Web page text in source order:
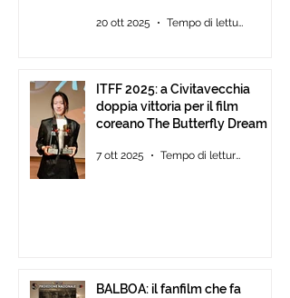
20 ott 2025 Tempo di lettura: 1 min
ITFF 2025: a Civitavecchia
doppia vittoria per il film
coreano The Butterfly Dream
7 ott 2025 Tempo di lettura: 4 min
BALBOA: il fanfilm che fa